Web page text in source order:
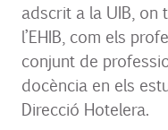
adscrit a la UIB, on
l’EHIB, com els
conjunt de
docència en els
Direcció Hotelera.